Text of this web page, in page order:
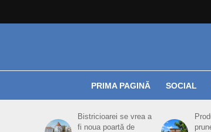
PRIMA PAGINĂ SOCIAL
Bistricioarei se vrea a
fi noua poartă de